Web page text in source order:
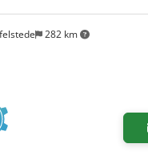
282 km